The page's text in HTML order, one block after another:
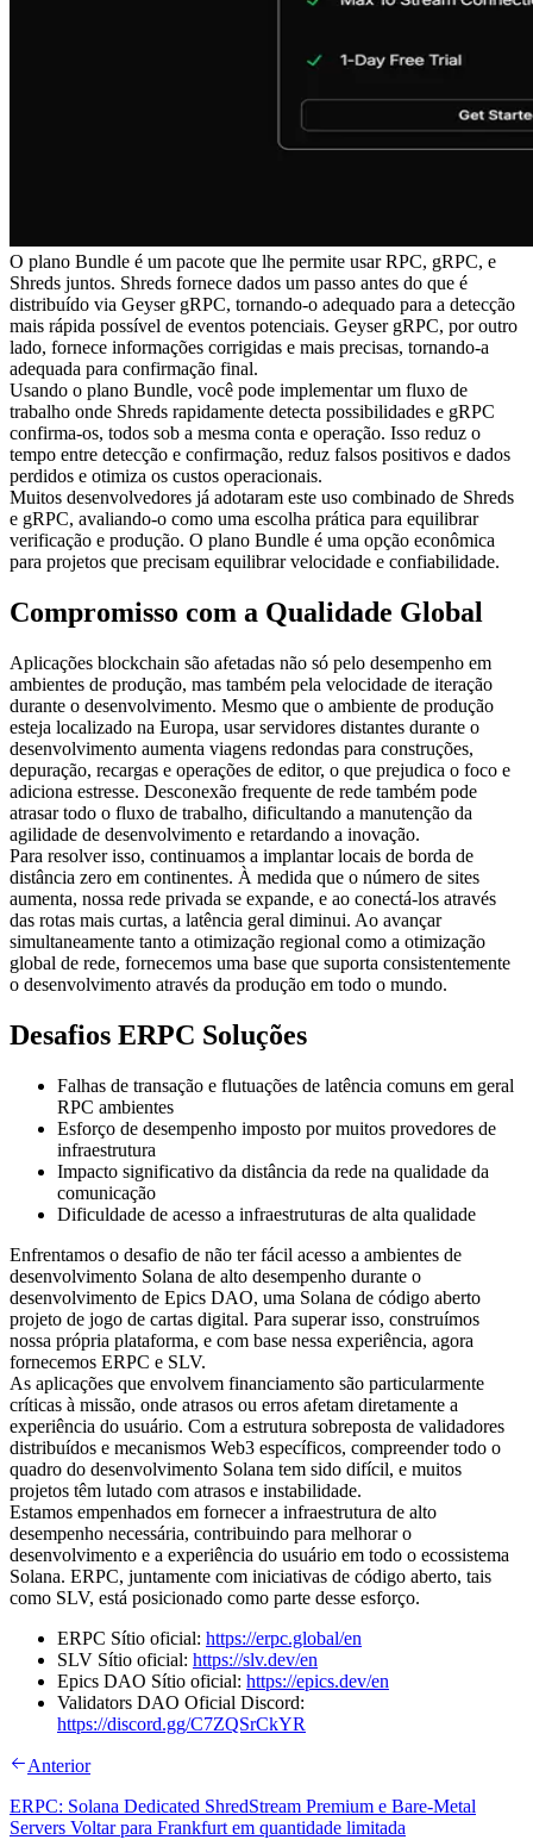
O plano Bundle é um pacote que lhe permite usar RPC, gRPC, e
Shreds juntos. Shreds fornece dados um passo antes do que é
distribuído via Geyser gRPC, tornando-o adequado para a detecção
mais rápida possível de eventos potenciais. Geyser gRPC, por outro
lado, fornece informações corrigidas e mais precisas, tornando-a
adequada para confirmação final.
Usando o plano Bundle, você pode implementar um fluxo de
trabalho onde Shreds rapidamente detecta possibilidades e gRPC
confirma-os, todos sob a mesma conta e operação. Isso reduz o
tempo entre detecção e confirmação, reduz falsos positivos e dados
perdidos e otimiza os custos operacionais.
Muitos desenvolvedores já adotaram este uso combinado de Shreds
e gRPC, avaliando-o como uma escolha prática para equilibrar
verificação e produção. O plano Bundle é uma opção econômica
para projetos que precisam equilibrar velocidade e confiabilidade.
Compromisso com a Qualidade Global
Aplicações blockchain são afetadas não só pelo desempenho em
ambientes de produção, mas também pela velocidade de iteração
durante o desenvolvimento. Mesmo que o ambiente de produção
esteja localizado na Europa, usar servidores distantes durante o
desenvolvimento aumenta viagens redondas para construções,
depuração, recargas e operações de editor, o que prejudica o foco e
adiciona estresse. Desconexão frequente de rede também pode
atrasar todo o fluxo de trabalho, dificultando a manutenção da
agilidade de desenvolvimento e retardando a inovação.
Para resolver isso, continuamos a implantar locais de borda de
distância zero em continentes. À medida que o número de sites
aumenta, nossa rede privada se expande, e ao conectá-los através
das rotas mais curtas, a latência geral diminui. Ao avançar
simultaneamente tanto a otimização regional como a otimização
global de rede, fornecemos uma base que suporta consistentemente
o desenvolvimento através da produção em todo o mundo.
Desafios ERPC Soluções
Falhas de transação e flutuações de latência comuns em geral
RPC ambientes
Esforço de desempenho imposto por muitos provedores de
infraestrutura
Impacto significativo da distância da rede na qualidade da
comunicação
Dificuldade de acesso a infraestruturas de alta qualidade
Enfrentamos o desafio de não ter fácil acesso a ambientes de
desenvolvimento Solana de alto desempenho durante o
desenvolvimento de Epics DAO, uma Solana de código aberto
projeto de jogo de cartas digital. Para superar isso, construímos
nossa própria plataforma, e com base nessa experiência, agora
fornecemos ERPC e SLV.
As aplicações que envolvem financiamento são particularmente
críticas à missão, onde atrasos ou erros afetam diretamente a
experiência do usuário. Com a estrutura sobreposta de validadores
distribuídos e mecanismos Web3 específicos, compreender todo o
quadro do desenvolvimento Solana tem sido difícil, e muitos
projetos têm lutado com atrasos e instabilidade.
Estamos empenhados em fornecer a infraestrutura de alto
desempenho necessária, contribuindo para melhorar o
desenvolvimento e a experiência do usuário em todo o ecossistema
Solana. ERPC, juntamente com iniciativas de código aberto, tais
como SLV, está posicionado como parte desse esforço.
ERPC Sítio oficial: https://erpc.global/en
SLV Sítio oficial: https://slv.dev/en
Epics DAO Sítio oficial: https://epics.dev/en
Validators DAO Oficial Discord:
https://discord.gg/C7ZQSrCkYR
Anterior
ERPC: Solana Dedicated ShredStream Premium e Bare-Metal
Servers Voltar para Frankfurt em quantidade limitada